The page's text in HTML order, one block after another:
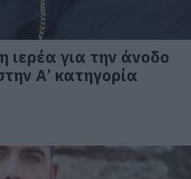
ιερέα για την άνοδο
Α’ κατηγορία